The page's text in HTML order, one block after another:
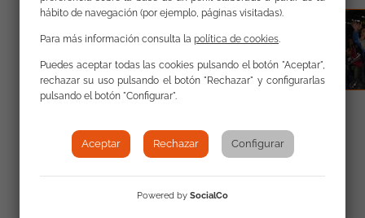
niños romanís en Barcelona
hábito de navegación (por ejemplo, páginas visitadas).
Para más información consulta la política de cookies.
Puedes aceptar todas las cookies pulsando el botón "Aceptar",
rechazar su uso pulsando el botón "Rechazar" y configurarlas
pulsando el botón "Configurar".
Aceptar Rechazar Configurar
Powered by SocialCo